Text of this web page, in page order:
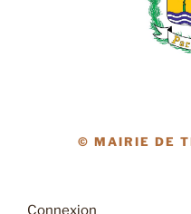
© MAIRIE DE
Connexion